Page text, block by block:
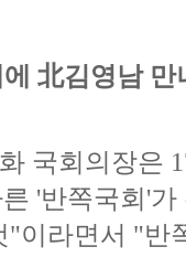
北김영남 만
국회의장은
'반쪽국회'
이라면서 "반